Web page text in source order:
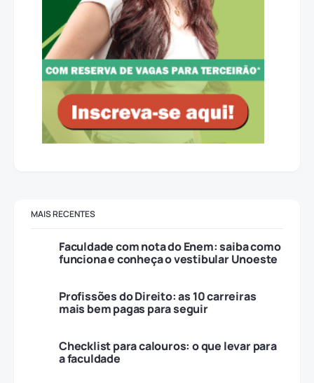
MAIS RECENTES
Faculdade com nota do Enem: saiba como
funciona e conheça o vestibular Unoeste
Profissões do Direito: as 10 carreiras
mais bem pagas para seguir
Checklist para calouros: o que levar para
a faculdade